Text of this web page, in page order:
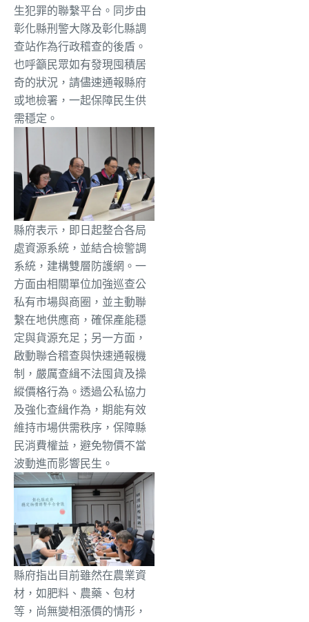
生犯罪的聯繫平台。同步由
彰化縣刑警大隊及彰化縣調
查站作為行政稽查的後盾。
也呼籲民眾如有發現囤積居
奇的狀況，請儘速通報縣府
或地檢署，一起保障民生供
需穩定。
縣府表示，即日起整合各局
處資源系統，並結合檢警調
系統，建構雙層防護網。一
方面由相關單位加強巡查公
私有市場與商圈，並主動聯
繫在地供應商，確保產能穩
定與貨源充足；另一方面，
啟動聯合稽查與快速通報機
制，嚴厲查緝不法囤貨及操
縱價格行為。透過公私協力
及強化查緝作為，期能有效
維持市場供需秩序，保障縣
民消費權益，避免物價不當
波動進而影響民生。
縣府指出目前雖然在農業資
材，如肥料、農藥、包材
等，尚無變相漲價的情形，